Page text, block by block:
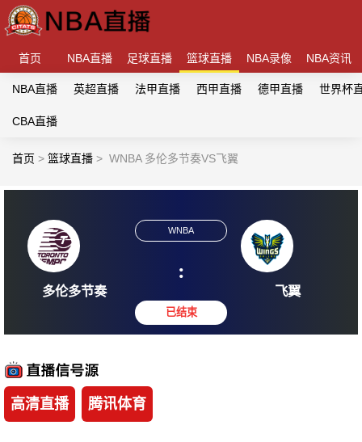
首页 NBA直播 足球直播 篮球直播 NBA录像 NBA资讯
NBA直播 英超直播 法甲直播 西甲直播 德甲直播 世界杯
CBA直播
首页 > 篮球直播 > WNBA 多伦多节奏VS飞翼
:
高清直播 腾讯体育